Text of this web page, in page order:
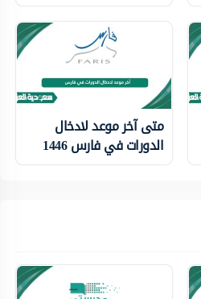
متى آخر موعد لادخال
الدورات في فارس 1446